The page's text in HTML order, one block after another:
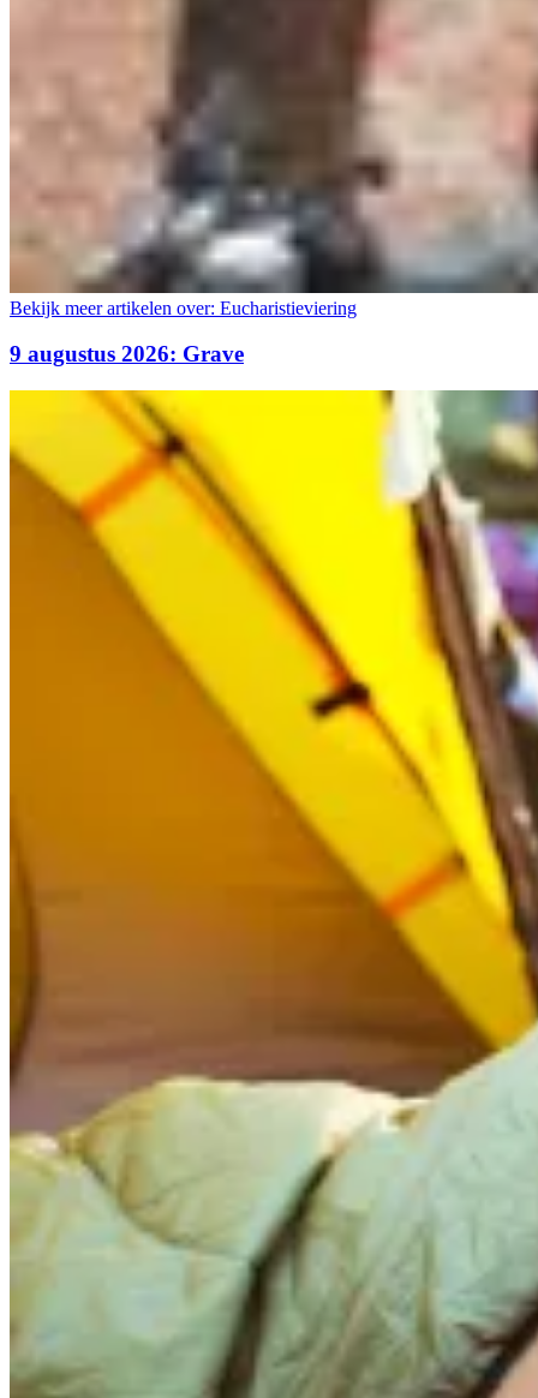
Bekijk meer artikelen over: Eucharistieviering
9 augustus 2026: Grave